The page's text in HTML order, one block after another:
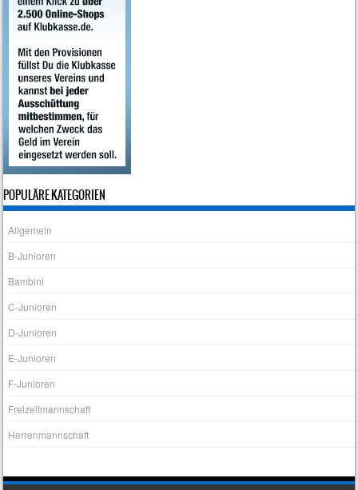
POPULÄRE KATEGORIEN
Allgemein
B-Junioren
Bambini
C-Junioren
D-Junioren
E-Junioren
F-Junioren
Freizeitmannschaft
Herrenmannschaft